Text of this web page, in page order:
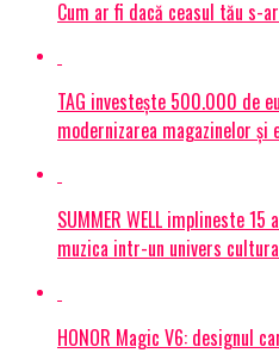
Cum ar fi dacă ceasul tău s-
TAG investește 500.000 de
modernizarea magazinelor
SUMMER WELL implineste
muzica intr-un univers
HONOR Magic V6: designul